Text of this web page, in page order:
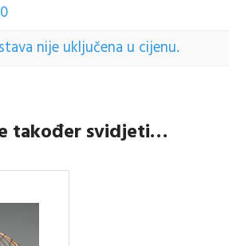
nije uključena u cijenu.
također svidjeti…